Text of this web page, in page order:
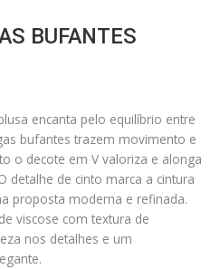
BUFANTES
encanta pelo equilíbrio entre
bufantes trazem movimento e
o decote em V valoriza e alonga
detalhe de cinto marca a cintura
proposta moderna e refinada.
viscose com textura de
nos detalhes e um